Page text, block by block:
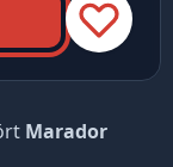
Marador